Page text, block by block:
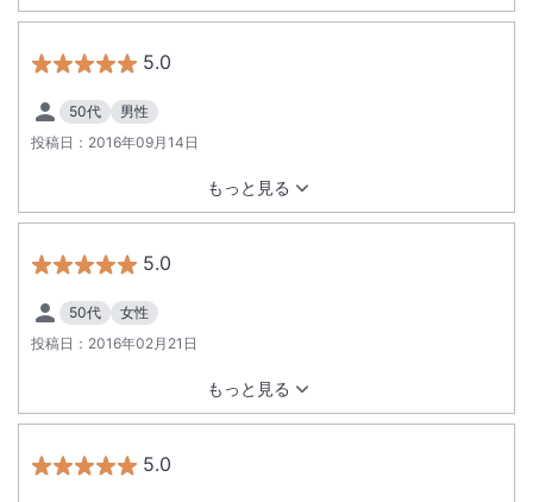
今回も見れませんで、次回こそは見たいです
5.0
50代
男性
投稿日： 2016年09月14日
もっと見る
5.0
50代
女性
投稿日： 2016年02月21日
もっと見る
5.0